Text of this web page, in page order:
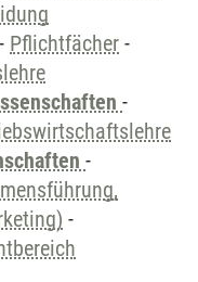
- Pflichtfächer -
-
-
-